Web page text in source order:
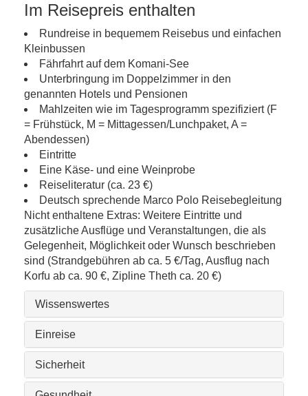
Im Reisepreis enthalten
Rundreise in bequemem Reisebus und einfachen
Kleinbussen
Fährfahrt auf dem Komani-See
Unterbringung im Doppelzimmer in den
genannten Hotels und Pensionen
Mahlzeiten wie im Tagesprogramm spezifiziert (F
= Frühstück, M = Mittagessen/Lunchpaket, A =
Abendessen)
Eintritte
Eine Käse- und eine Weinprobe
Reiseliteratur (ca. 23 €)
Deutsch sprechende Marco Polo Reisebegleitung
Nicht enthaltene Extras: Weitere Eintritte und
zusätzliche Ausflüge und Veranstaltungen, die als
Gelegenheit, Möglichkeit oder Wunsch beschrieben
sind (Strandgebühren ab ca. 5 €/Tag, Ausflug nach
Korfu ab ca. 90 €, Zipline Theth ca. 20 €)
Wissenswertes
Einreise
Sicherheit